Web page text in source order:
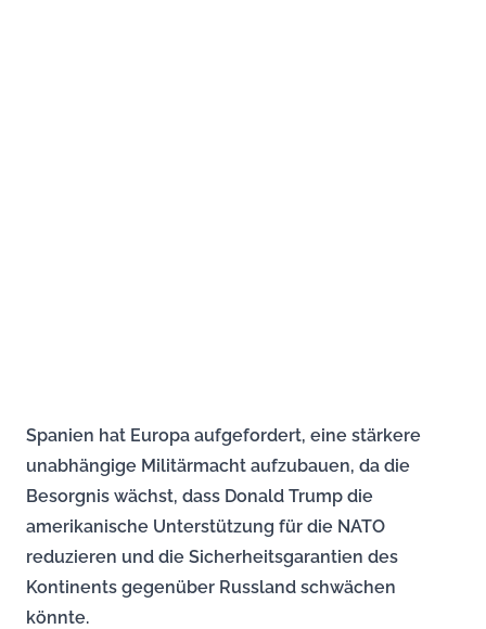
Spanien hat Europa aufgefordert, eine stärkere
unabhängige Militärmacht aufzubauen, da die
Besorgnis wächst, dass Donald Trump die
amerikanische Unterstützung für die NATO
reduzieren und die Sicherheitsgarantien des
Kontinents gegenüber Russland schwächen
könnte.